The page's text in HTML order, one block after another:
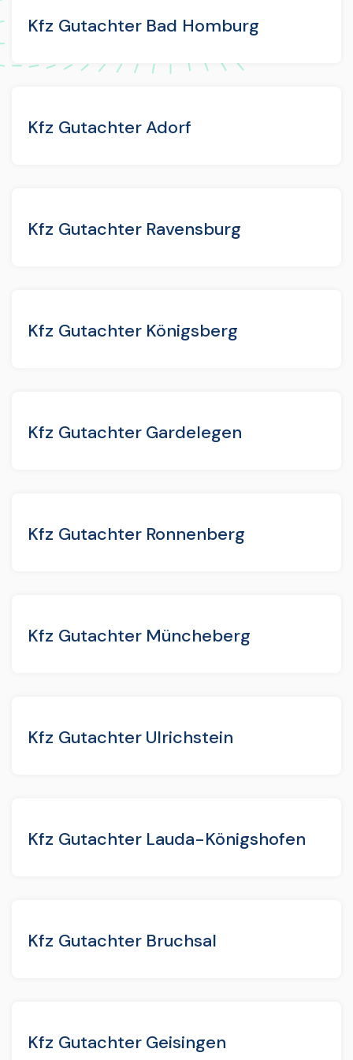
Kfz Gutachter Bad Homburg
Kfz Gutachter Adorf
Kfz Gutachter Ravensburg
Kfz Gutachter Königsberg
Kfz Gutachter Gardelegen
Kfz Gutachter Ronnenberg
Kfz Gutachter Müncheberg
Kfz Gutachter Ulrichstein
Kfz Gutachter Lauda-Königshofen
Kfz Gutachter Bruchsal
Kfz Gutachter Geisingen